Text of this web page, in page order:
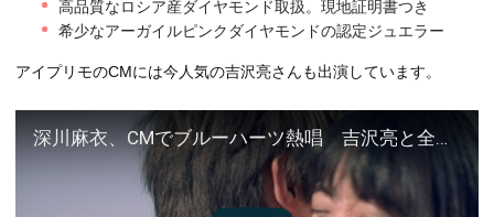
高品質なロシア産ダイヤモンド取扱。現地証明書つき
希少なアーガイルピンクダイヤモンドの認定ジュエラー
アイプリモのCMには今人気の吉沢亮さんも出演しています。
深川麻衣、CMでブルーハーツ熱唱 吉沢亮と全力で抱き合い… 「アイプリモ」新CMが公開